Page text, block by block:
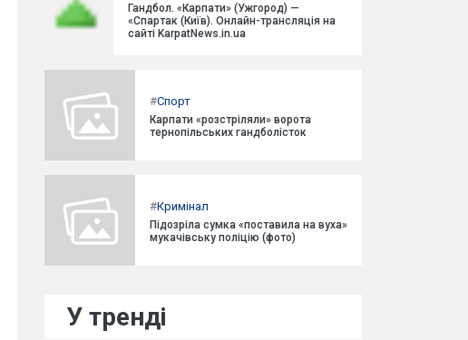
Гандбол. «Карпати» (Ужгород) —
«Спартак (Київ). Онлайн-трансляція на
сайті KarpatNews.in.ua
#Спорт
Карпати «розстріляли» ворота
тернопільських гандболісток
#Кримінал
Підозріла сумка «поставила на вуха»
мукачівську поліцію (фото)
У тренді